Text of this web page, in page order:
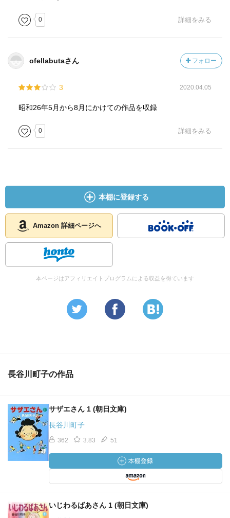
0 詳細をみる
ofellabutaさん フォロー
3 2020.04.05
昭和26年5月から8月にかけての作品を収録
0 詳細をみる
本棚に登録する
Amazon 詳細ページへ
本ページはアフィリエイトプログラムによる収益を得ています
長谷川町子の作品
サザエさん 1 (朝日文庫)
長谷川町子
362 3.83 51
いじわるばあさん 1 (朝日文庫)